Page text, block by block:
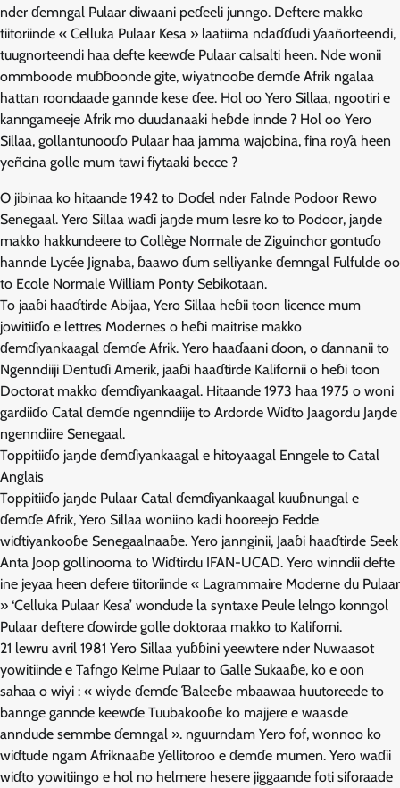
nder ɗemngal Pulaar diwaani peɗeeli junngo. Deftere makko
tiitoriinde « Celluka Pulaar Kesa » laatiima ndaɗɗudi ƴaañorteendi,
tuugnorteendi haa defte keewɗe Pulaar calsalti heen. Nde wonii
ommboode muɓɓoonde gite, wiyatnooɓe ɗemɗe Afrik ngalaa
hattan roondaade gannde kese ɗee. Hol oo Yero Sillaa, ngootiri e
kanngameeje Afrik mo duudanaaki heɓde innde ? Hol oo Yero
Sillaa, gollantunooɗo Pulaar haa jamma wajobina, fina roƴa heen
yeñcina golle mum tawi fiytaaki becce ?
O jibinaa ko hitaande 1942 to Doɗel nder Falnde Podoor Rewo
Senegaal. Yero Sillaa waɗi jaŋde mum lesre ko to Podoor, jaŋde
makko hakkundeere to Collège Normale de Ziguinchor gontuɗo
hannde Lycée Jignaba, ɓaawo ɗum selliyanke ɗemngal Fulfulde oo
to Ecole Normale William Ponty Sebikotaan.
To jaaɓi haaɗtirde Abijaa, Yero Sillaa heɓii toon licence mum
jowitiiɗo e lettres Modernes o heɓi maitrise makko
ɗemɗiyankaagal ɗemɗe Afrik. Yero haaɗaani ɗoon, o ɗannanii to
Ngenndiiji Dentuɗi Amerik, jaaɓi haaɗtirde Kalifornii o heɓi toon
Doctorat makko ɗemɗiyankaagal. Hitaande 1973 haa 1975 o woni
gardiiɗo Catal ɗemɗe ngenndiije to Ardorde Wiɗto Jaagordu Jaŋde
ngenndiire Senegaal.
Toppitiiɗo jaŋde ɗemɗiyankaagal e hitoyaagal Enngele to Catal
Anglais
Toppitiiɗo jaŋde Pulaar Catal ɗemɗiyankaagal kuuɓnungal e
ɗemɗe Afrik, Yero Sillaa woniino kadi hooreejo Fedde
wiɗtiyankooɓe Senegaalnaaɓe. Yero jannginii, Jaaɓi haaɗtirde Seek
Anta Joop gollinooma to Wiɗtirdu IFAN-UCAD. Yero winndii defte
ine jeyaa heen defere tiitoriinde « Lagrammaire Moderne du Pulaar
» ‘Celluka Pulaar Kesa’ wondude la syntaxe Peule lelngo konngol
Pulaar deftere ɗowirde golle doktoraa makko to Kaliforni.
21 lewru avril 1981 Yero Sillaa yuɓɓini yeewtere nder Nuwaasot
yowitiinde e Tafngo Kelme Pulaar to Galle Sukaaɓe, ko e oon
sahaa o wiyi : « wiyde ɗemɗe Ɓaleeɓe mbaawaa huutoreede to
bannge gannde keewɗe Tuubakooɓe ko majjere e waasde
anndude semmbe ɗemngal ». nguurndam Yero fof, wonnoo ko
wiɗtude ngam Afriknaaɓe ƴellitoroo e ɗemɗe mumen. Yero waɗii
wiɗto yowitiingo e hol no helmere hesere jiggaande foti siforaade